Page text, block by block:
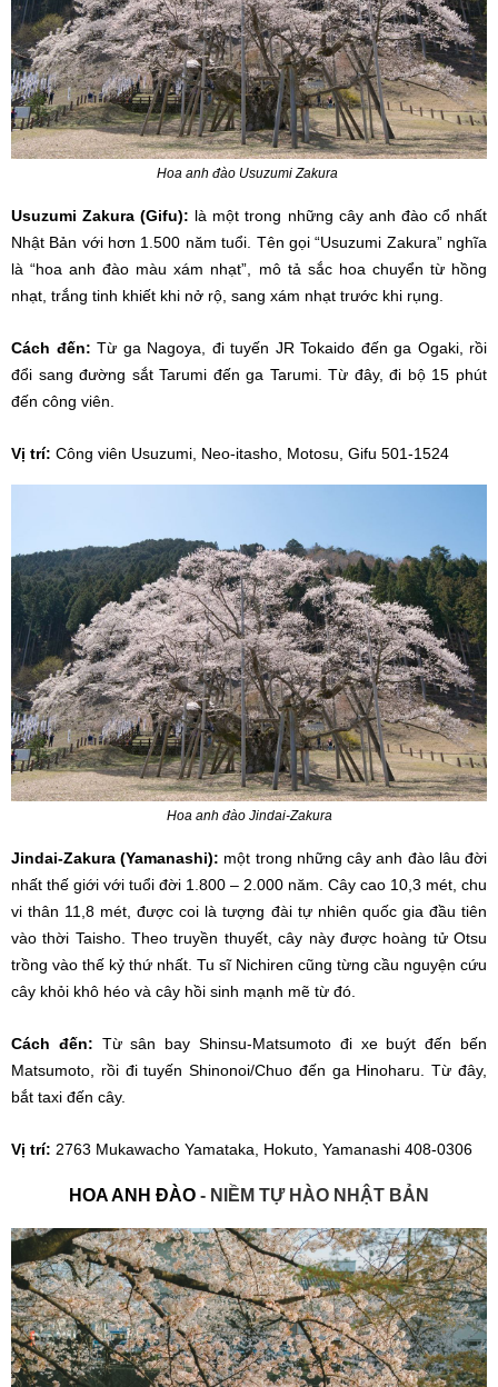
Hoa anh đào Usuzumi Zakura
Usuzumi Zakura (Gifu): là một trong những cây anh đào cổ nhất
Nhật Bản với hơn 1.500 năm tuổi. Tên gọi “Usuzumi Zakura” nghĩa
là “hoa anh đào màu xám nhạt”, mô tả sắc hoa chuyển từ hồng
nhạt, trắng tinh khiết khi nở rộ, sang xám nhạt trước khi rụng.
Cách đến: Từ ga Nagoya, đi tuyến JR Tokaido đến ga Ogaki, rồi
đổi sang đường sắt Tarumi đến ga Tarumi. Từ đây, đi bộ 15 phút
đến công viên.
Vị trí: Công viên Usuzumi, Neo-itasho, Motosu, Gifu 501-1524
Hoa anh đào Jindai-Zakura
Jindai-Zakura (Yamanashi): một trong những cây anh đào lâu đời
nhất thế giới với tuổi đời 1.800 – 2.000 năm. Cây cao 10,3 mét, chu
vi thân 11,8 mét, được coi là tượng đài tự nhiên quốc gia đầu tiên
vào thời Taisho. Theo truyền thuyết, cây này được hoàng tử Otsu
trồng vào thế kỷ thứ nhất. Tu sĩ Nichiren cũng từng cầu nguyện cứu
cây khỏi khô héo và cây hồi sinh mạnh mẽ từ đó.
Cách đến: Từ sân bay Shinsu-Matsumoto đi xe buýt đến bến
Matsumoto, rồi đi tuyến Shinonoi/Chuo đến ga Hinoharu. Từ đây,
bắt taxi đến cây.
Vị trí: 2763 Mukawacho Yamataka, Hokuto, Yamanashi 408-0306
HOA ANH ĐÀO - NIỀM TỰ HÀO NHẬT BẢN